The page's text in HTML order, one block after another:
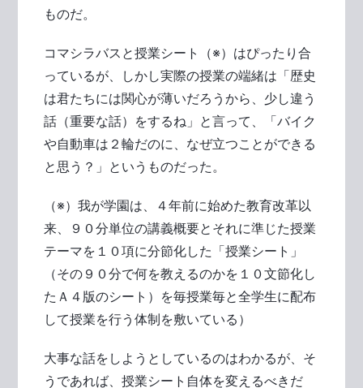
ものだ。
コマシラバスと授業シート（※）はぴったり合
っているが、しかし実際の授業の端緒は「歴史
は君たちには関心が薄いだろうから、少し違う
話（重要な話）をするね」と言って、「バイク
や自動車は２輪だのに、なぜ立つことができる
と思う？」というものだった。
（※）我が学園は、４年前に始めた教育改革以
来、９０分単位の講義概要とそれに準じた授業
テーマを１０項に分節化した「授業シート」
（その９０分で何を教えるのかを１０文節化し
たＡ４版のシート）を毎授業毎と全学生に配布
して授業を行う体制を敷いている）
大事な話をしようとしているのはわかるが、そ
うであれば、授業シート自体を変えるべきだ